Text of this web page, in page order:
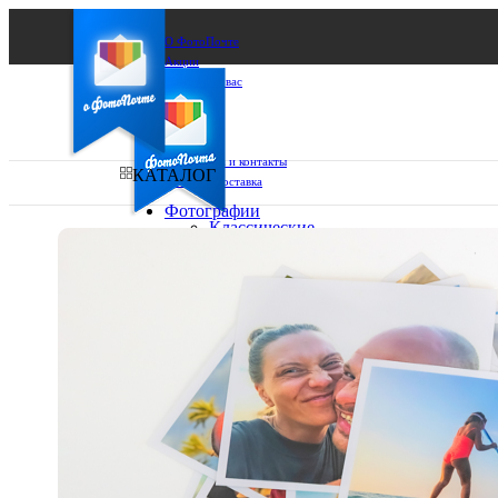
О ФотоПочте
Акции
Сделаем за вас
Бизнесу
FAQ
Франшиза
Поддержка и контакты
Оплата и доставка
Выберите из списка:
КАТАЛОГ
Фотографии
Классические
10х15
15х15
15х20
20х20
20х30
30х30
30х40
Фото
в